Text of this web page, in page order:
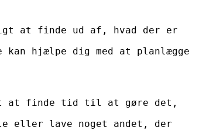
at finde ud af, hvad der er
hjælpe dig med at planlægge
at finde tid til at gøre det,
eller lave noget andet, der